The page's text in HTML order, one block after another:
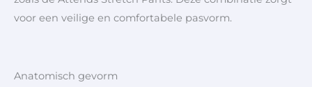
voor een veilige en comfortabele pasvorm.
Anatomisch gevorm